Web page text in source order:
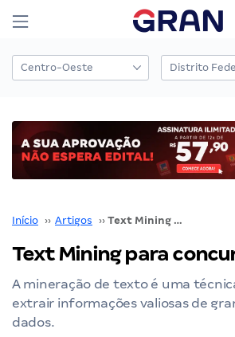
Início ›› Artigos ›› Text Mining para concursos
Text Mining para
A mineração de texto é uma
extrair informações valiosas de
dados.